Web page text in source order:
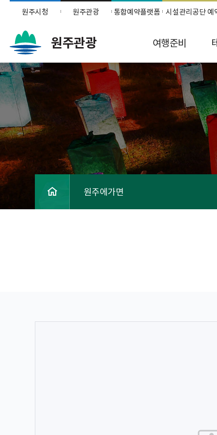
원주시청 원주관광 통합예약플랫폼 시설관리공단 예
원주관광 여행준비
원주에가면